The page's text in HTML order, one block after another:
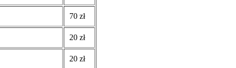
70 zł
20 zł
20 zł